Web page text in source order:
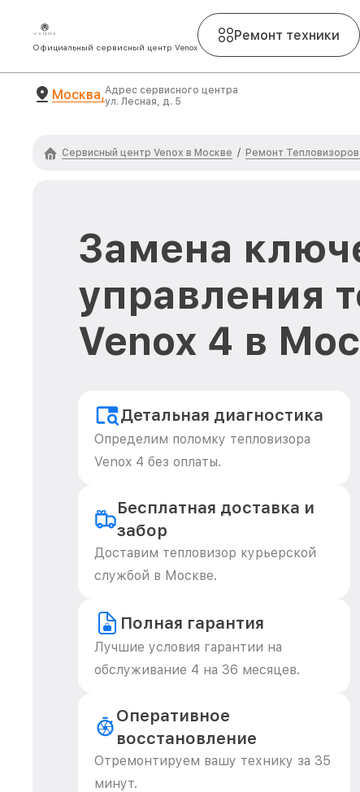
Официальный сервисный центр Venox
Ремонт техники
Москва,Адрес сервисного центра
ул. Лесная, д. 5
Сервисный центр Venox в Москве / Ремонт Тепловизоров
Замена
управления
Venox 4 в
Детальная диагностика
Определим поломку тепловизора
Venox 4 без оплаты.
Бесплатная доставка и
забор
Доставим тепловизор курьерской
службой в Москве.
Полная гарантия
Лучшие условия гарантии на
обслуживание 4 на 36 месяцев.
Оперативное
восстановление
Отремонтируем вашу технику за 35
минут.